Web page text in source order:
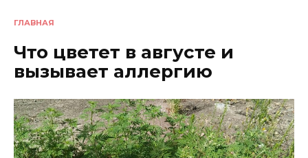
ГЛАВНАЯ
Что цветет в августе и
вызывает аллергию